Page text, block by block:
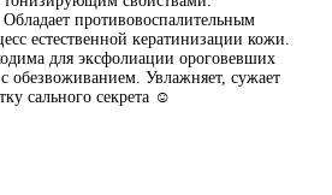
Обладает противовоспалительным
естественной кератинизации кожи.
для эксфолиации ороговевших
обезвоживанием. Увлажняет, сужает
сального секрета ☺️